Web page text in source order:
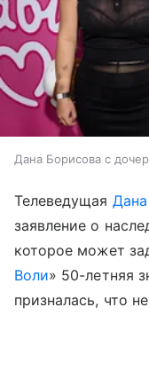
Дана Борисова с
Телеведущая
заявление о
которое может
Воли» 50-летняя
призналась, что